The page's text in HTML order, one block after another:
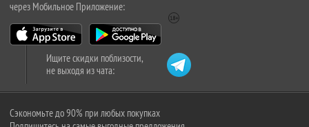
через Мобильное Приложение:
Ищите скидки поблизости,
не выходя из чата:
Сэкономьте до 90% при любых покупках